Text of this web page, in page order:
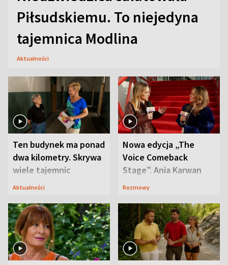
Piłsudskiemu. To niejedyna
tajemnica Modlina
Aktualności
Ten budynek ma ponad
dwa kilometry. Skrywa
wiele tajemnic
Aktualności
Nowa edycja „The
Voice Comeback
Stage”. Ania Karwan
zapowiada
Rozmowy